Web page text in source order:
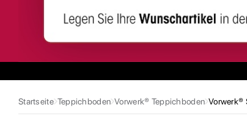
Startseite Teppichboden Vorwerk® Teppichboden Vorwerk®